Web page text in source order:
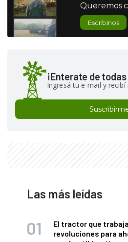
Queremos
Escribinos
¡Enterate de
Ingresá tu e-mail y
Las más leídas
El tractor que trabaja
revoluciones para